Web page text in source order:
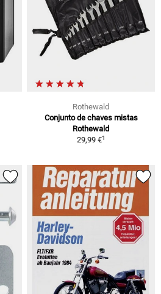
Rothewald
Conjunto de chaves mistas
Rothewald
29,99 €1